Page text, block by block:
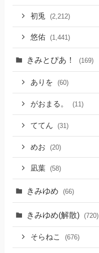
初兎 (2,212)
悠佑 (1,441)
きみとぴあ！ (169)
ありを (60)
がおまる。 (11)
ててん (31)
めお (20)
凪葉 (58)
きみゆめ (66)
きみゆめ(解散) (720)
そらねこ (676)